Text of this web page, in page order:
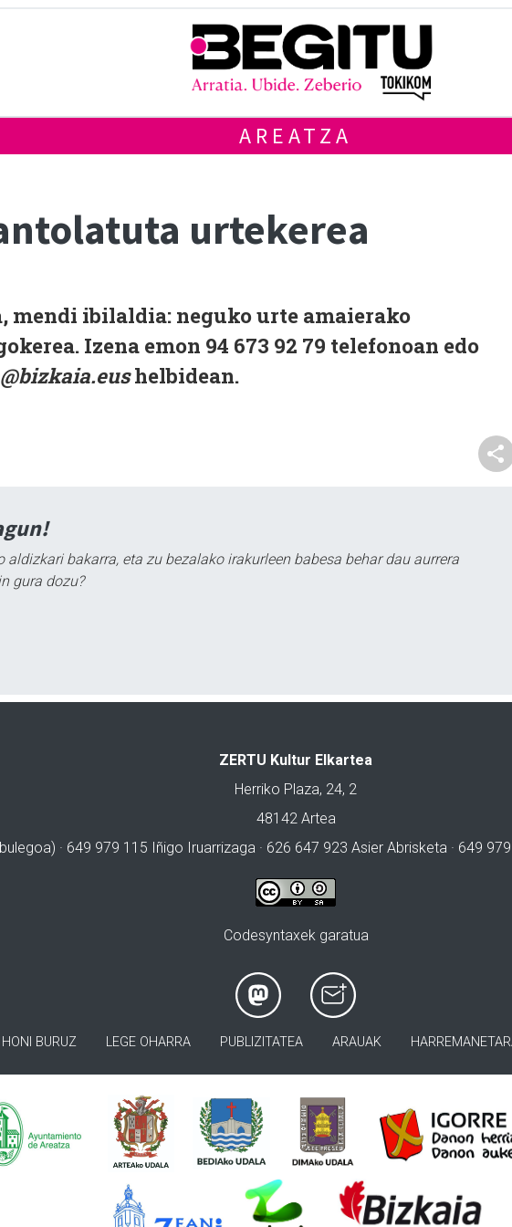
AREATZA
urtekerea
mendi ibilaldia: neguko urte amaierako
Izena emon 94 673 92 79 telefonoan edo
helbidean.
aldizkari bakarra, eta zu bezalako irakurleen babesa behar dau aurrera
gura dozu?
ZERTU Kultur Elkartea
Herriko Plaza, 24, 2
48142 Artea
· 649 979 115 Iñigo Iruarrizaga · 626 647 923 Asier Abrisketa · 649
Codesyntaxek garatua
HONI BURUZ LEGE OHARRA PUBLIZITATEA ARAUAK